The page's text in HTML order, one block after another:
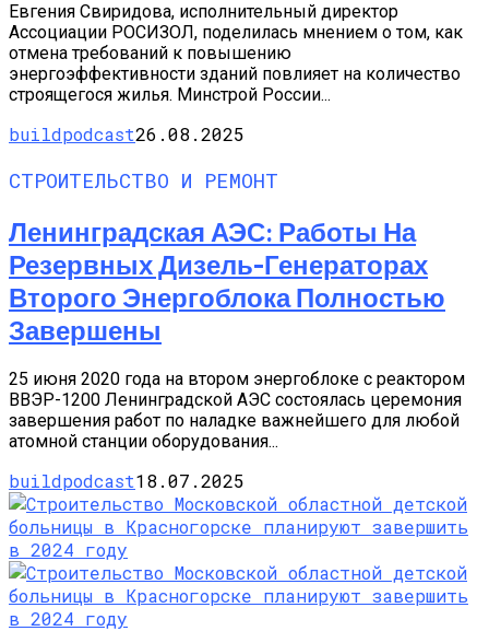
Евгения Свиридова, исполнительный директор
Ассоциации РОСИЗОЛ, поделилась мнением о том, как
отмена требований к повышению
энергоэффективности зданий повлияет на количество
строящегося жилья. Минстрой России...
buildpodcast26.08.2025
СТРОИТЕЛЬСТВО И РЕМОНТ
Ленинградская АЭС: Работы На
Резервных Дизель-Генераторах
Второго Энергоблока Полностью
Завершены
25 июня 2020 года на втором энергоблоке с реактором
ВВЭР-1200 Ленинградской АЭС состоялась церемония
завершения работ по наладке важнейшего для любой
атомной станции оборудования...
buildpodcast18.07.2025